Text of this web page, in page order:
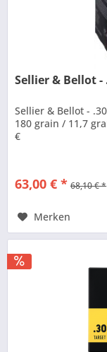
Sellier & Bellot -
Sellier & Bellot -
180 grain / 11,7
€
63,00 € * 68,10 € *
Merken